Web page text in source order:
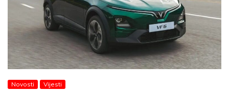
Novosti Vijesti